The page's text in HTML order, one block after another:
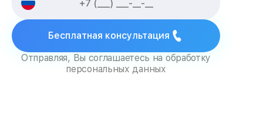
Бесплатная консультация
Отправляя, Вы соглашаетесь на обработку
персональных данных